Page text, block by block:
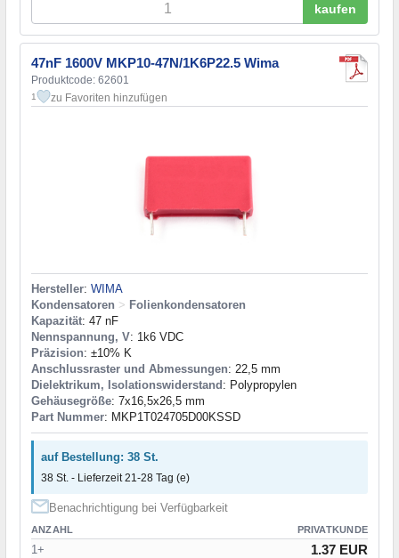
kaufen
47nF 1600V MKP10-47N/1K6P22.5 Wima
Produktcode: 62601
1 zu Favoriten hinzufügen
Hersteller: WIMA
Kondensatoren > Folienkondensatoren
Kapazität: 47 nF
Nennspannung, V: 1k6 VDC
Präzision: ±10% K
Anschlussraster und Abmessungen: 22,5 mm
Dielektrikum, Isolationswiderstand: Polypropylen
Gehäusegröße: 7x16,5x26,5 mm
Part Nummer: MKP1T024705D00KSSD
auf Bestellung: 38 St.
38 St. - Lieferzeit 21-28 Tag (e)
Benachrichtigung bei Verfügbarkeit
ANZAHL PRIVATKUNDE
1+ 1.37 EUR